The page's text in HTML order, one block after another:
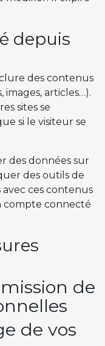
depuis
des contenus
images, articles…).
sites se
si le visiteur se
des données sur
des outils de
avec ces contenus
compte connecté
de
de vos